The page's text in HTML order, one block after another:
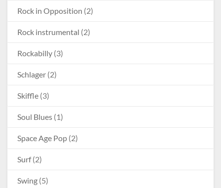
Rock in Opposition (2)
Rock instrumental (2)
Rockabilly (3)
Schlager (2)
Skiffle (3)
Soul Blues (1)
Space Age Pop (2)
Surf(2)
Swing (5)